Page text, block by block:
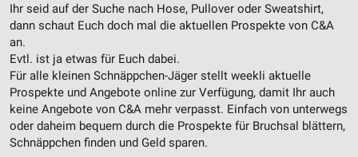
Ihr seid auf der Suche nach Hose, Pullover oder Sweatshirt,
dann schaut Euch doch mal die aktuellen Prospekte von C&A
an.
Evtl. ist ja etwas für Euch dabei.
Für alle kleinen Schnäppchen-Jäger stellt weekli aktuelle
Prospekte und Angebote online zur Verfügung, damit Ihr auch
keine Angebote von C&A mehr verpasst. Einfach von unterwegs
oder daheim bequem durch die Prospekte für Bruchsal blättern,
Schnäppchen finden und Geld sparen.